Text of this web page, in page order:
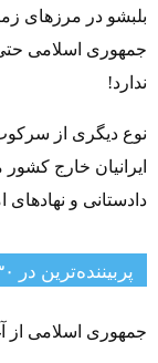
بلبشو در مرزهای
جمهوری اسلامی
ندارد!
نوع دیگری از
ایرانیان خارج
دادستانی و نهادهای
پربیننده‌ترین‌ در ۳۰ روز گذشته
جمهوری اسلامی از